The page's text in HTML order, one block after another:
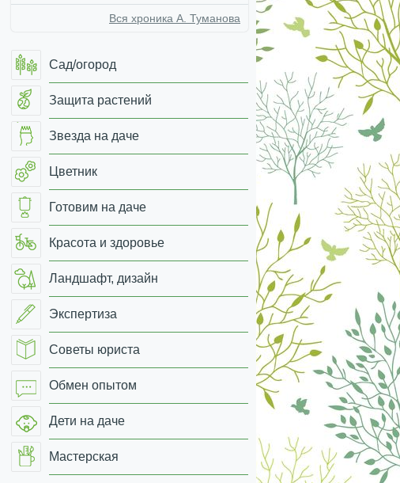
Вся хроника А. Туманова
Сад/огород
Защита растений
Звезда на даче
Цветник
Готовим на даче
Красота и здоровье
Ландшафт, дизайн
Экспертиза
Советы юриста
Обмен опытом
Дети на даче
Мастерская